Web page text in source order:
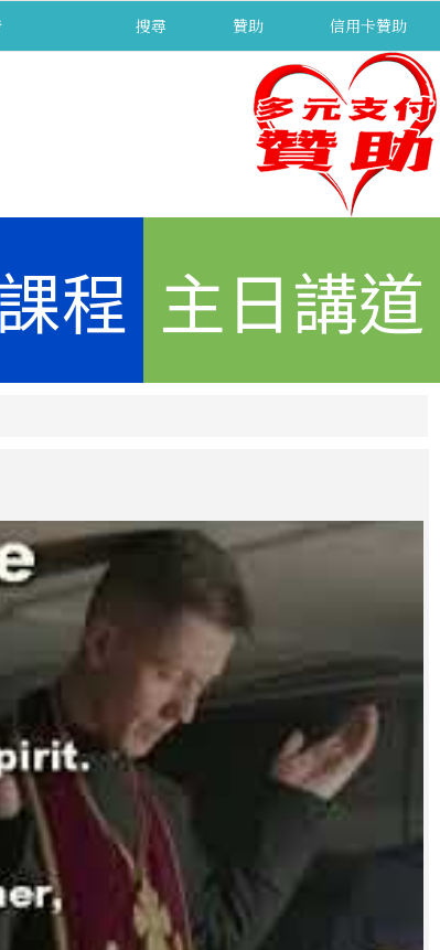
搜尋 贊助 信用卡贊助
程 主日講道